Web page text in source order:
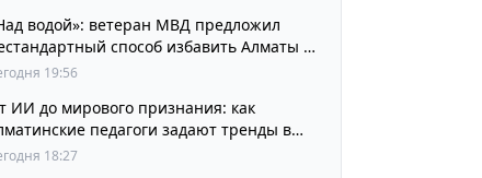
водой»: ветеран МВД предложил
способ избавить Алматы от
и смога
19:56
ИИ до мирового признания: как
педагоги задают тренды в
языков
18:27